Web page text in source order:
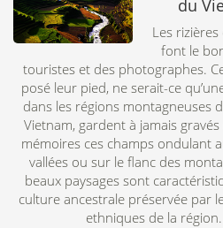
du
Les
font le
touristes et des photographes.
posé leur pied, ne serait-ce
dans les régions montagneuses
Vietnam, gardent à jamais
mémoires ces champs ondulant
vallées ou sur le flanc des
beaux paysages sont
culture ancestrale préservée par
ethniques de la région.